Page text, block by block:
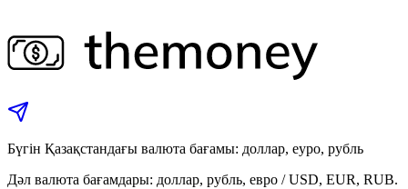
Бүгін Қазақстандағы валюта бағамы: доллар, еуро, рубль
Дәл валюта бағамдары: доллар, рубль, евро / USD, EUR, RUB.